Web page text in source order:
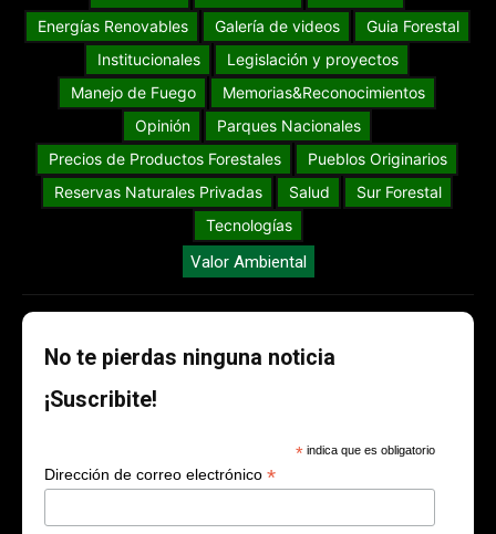
Energías Renovables
Galería de videos
Guia Forestal
Institucionales
Legislación y proyectos
Manejo de Fuego
Memorias&Reconocimientos
Opinión
Parques Nacionales
Precios de Productos Forestales
Pueblos Originarios
Reservas Naturales Privadas
Salud
Sur Forestal
Tecnologías
Valor Ambiental
No te pierdas ninguna noticia
¡Suscribite!
* indica que es obligatorio
Dirección de correo electrónico *